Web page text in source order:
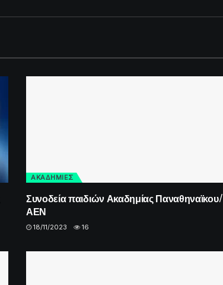
ΑΚΑΔΗΜΙΕΣ
Συνοδεία παιδιών Ακαδημίας Παναθηναϊκου/
ΑΕΝ
18/11/2023 16